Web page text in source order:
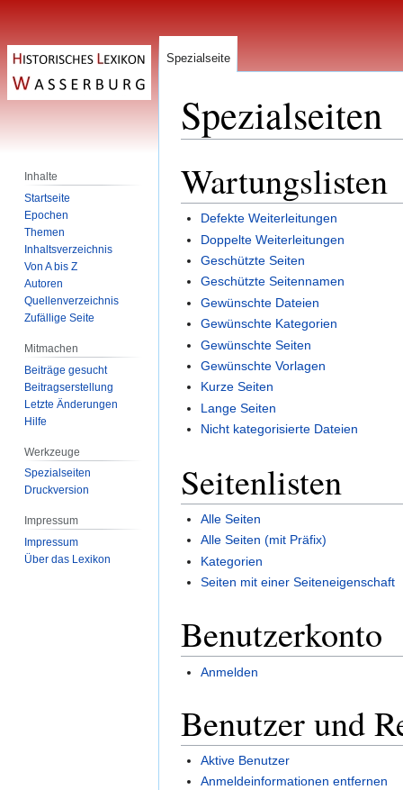
Spezialseiten
Navigation
springen
Suche
springen
Wartungslisten
Defekte Weiterleitungen
Doppelte Weiterleitungen
Geschützte Seiten
Geschützte Seitennamen
Gewünschte Dateien
Gewünschte Kategorien
Gewünschte Seiten
Gewünschte Vorlagen
Kurze Seiten
Lange Seiten
Nicht kategorisierte Dateien
Seitenlisten
Alle Seiten
Alle Seiten (mit Präfix)
Kategorien
Seiten mit einer Seiteneigenschaft
Benutzerkonto
Anmelden
Benutzer und
Aktive Benutzer
Anmeldeinformationen entfernen
Spezialseite
Inhalte
Startseite
Epochen
Themen
Inhaltsverzeichnis
Von A bis Z
Autoren
Quellenverzeichnis
Zufällige Seite
Mitmachen
Beiträge gesucht
Beitragserstellung
Letzte Änderungen
Hilfe
Werkzeuge
Spezialseiten
Druckversion
Impressum
Impressum
Über das Lexikon